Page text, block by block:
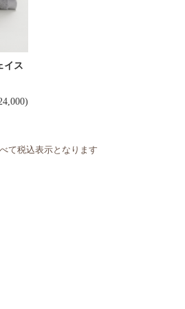
イス
て税込表示となります